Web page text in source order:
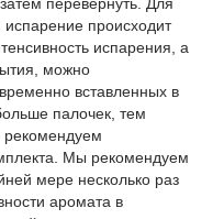
испарение происходит
испарения, а
можно
вставленных в
палочек, тем
рекомендуем
Мы рекомендуем
мере несколько раз
аромата в